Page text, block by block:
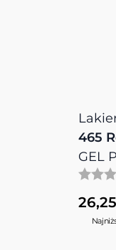
465
GEL